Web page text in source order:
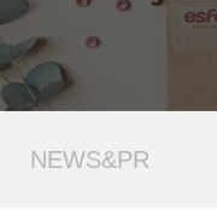
NEWS&PR